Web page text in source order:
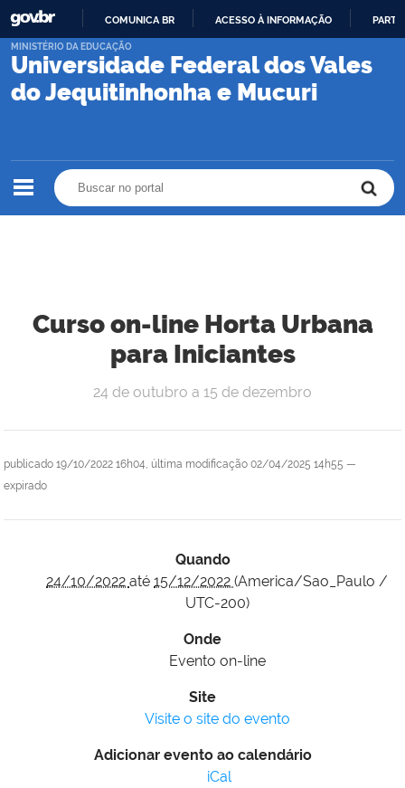
PARA
CONTEÚDO
COMUNICA BR ACESSO À INFORMAÇÃO
Universidade Federal dos Vales
do Jequitinhonha e Mucuri
MINISTÉRIO DA EDUCAÇÃO
Curso on-line Horta Urbana
para Iniciantes
publicado 19/10/2022 16h04, última modificação 02/04/2025 14h55 —
expirado
24 de outubro a 15 de dezembro
Quando
24/10/2022 até 15/12/2022 (America/Sao_Paulo /
UTC-200)
Onde
Evento on-line
Site
Visite o site do evento
Adicionar evento ao calendário
iCal